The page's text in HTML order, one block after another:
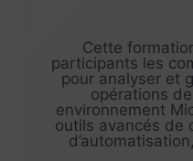
Cette
participants les
pour analyser et
opérations
environnement
outils avancés de